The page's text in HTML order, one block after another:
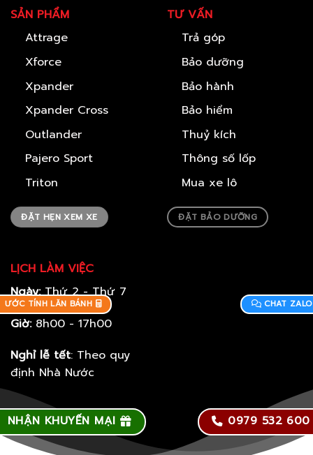
SẢN PHẨM
Attrage
Xforce
Xpander
Xpander Cross
Outlander
Pajero Sport
Triton
ĐẶT HẸN XEM XE
LỊCH LÀM VIỆC
Ngày:Thứ 2 - Thứ 7
Giờ:8h00 - 17h00
Nghỉ lễ tết: Theo quy
định Nhà Nước
TƯ VẤN
Trả góp
Bảo dưỡng
Bảo hành
Bảo hiểm
Thuỷ kích
Thông số lốp
Mua xe lô
ĐẶT BẢO DƯỠNG
0979 532 600
CHAT ZALO
NHẬN KHUYẾN MẠI
ƯỚC TÍNH LĂN BÁNH